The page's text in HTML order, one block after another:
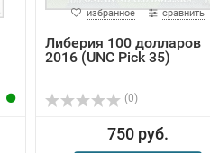
избранное сравнить
Либерия 100 долларов
2016 (UNC Pick 35)
(0)
750 руб.